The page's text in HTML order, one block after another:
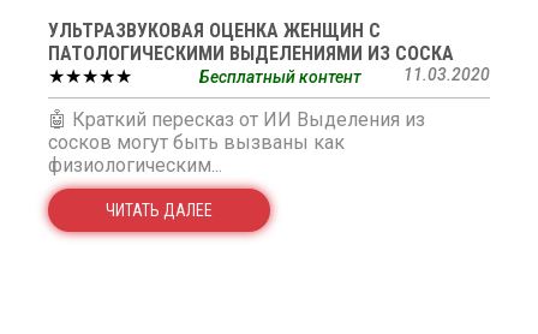
УЛЬТРАЗВУКОВАЯ ОЦЕНКА ЖЕНЩИН С
ПАТОЛОГИЧЕСКИМИ ВЫДЕЛЕНИЯМИ ИЗ СОСКА
★★★★★
11.03.2020
Бесплатный контент
🤖 Краткий пересказ от ИИ Выделения из
сосков могут быть вызваны как
физиологическим...
ЧИТАТЬ ДАЛЕЕ